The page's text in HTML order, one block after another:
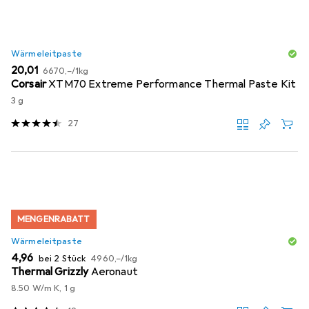
Wärmeleitpaste
EUR
20,01 EUR
6670,–/1kg
CorsairXTM70 Extreme Performance Thermal Paste Kit
3 g
27
MENGENRABATT
Wärmeleitpaste
EUR
4,96 bei 2 Stück EUR
4960,–/1kg
Thermal GrizzlyAeronaut
8.50 W/m K, 1 g